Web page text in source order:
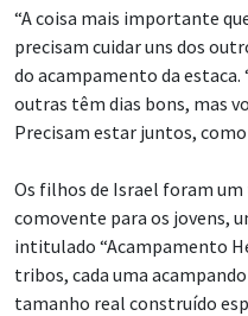
“A coisa mais importante
precisam cuidar uns dos
do acampamento da estaca.
outras têm dias bons, mas
Precisam estar juntos,
Os filhos de Israel foram
comovente para os jovens,
intitulado “Acampamento
tribos, cada uma
tamanho real construído